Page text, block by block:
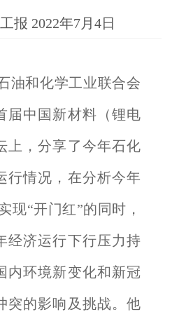
报 2022年7月4日
油和化学工业联合会
届中国新材料（锂电
上，分享了今年石化
行情况，在分析今年
现“开门红”的同时，
经济运行下行压力持
内环境新变化和新冠
突的影响及挑战。他